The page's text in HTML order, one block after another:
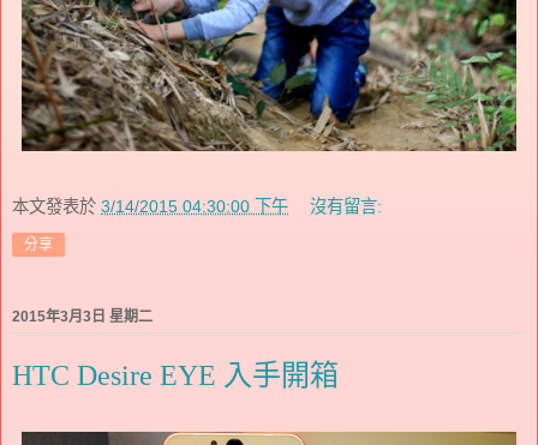
本文發表於 3/14/2015 04:30:00 下午 沒有留言:
分享
2015年3月3日 星期二
HTC Desire EYE 入手開箱